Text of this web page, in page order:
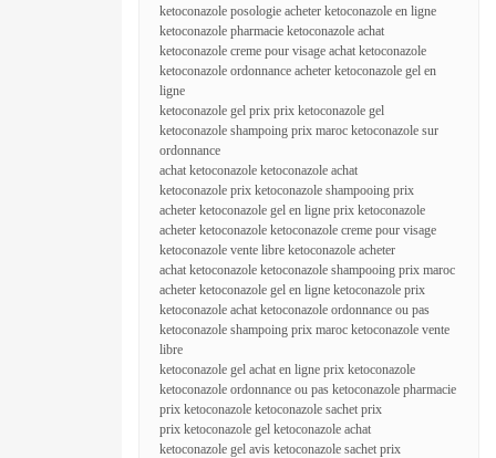
ketoconazole posologie acheter ketoconazole en ligne
ketoconazole pharmacie ketoconazole achat
ketoconazole creme pour visage achat ketoconazole
ketoconazole ordonnance acheter ketoconazole gel en
ligne
ketoconazole gel prix prix ketoconazole gel
ketoconazole shampoing prix maroc ketoconazole sur
ordonnance
achat ketoconazole ketoconazole achat
ketoconazole prix ketoconazole shampooing prix
acheter ketoconazole gel en ligne prix ketoconazole
acheter ketoconazole ketoconazole creme pour visage
ketoconazole vente libre ketoconazole acheter
achat ketoconazole ketoconazole shampooing prix maroc
acheter ketoconazole gel en ligne ketoconazole prix
ketoconazole achat ketoconazole ordonnance ou pas
ketoconazole shampoing prix maroc ketoconazole vente
libre
ketoconazole gel achat en ligne prix ketoconazole
ketoconazole ordonnance ou pas ketoconazole pharmacie
prix ketoconazole ketoconazole sachet prix
prix ketoconazole gel ketoconazole achat
ketoconazole gel avis ketoconazole sachet prix